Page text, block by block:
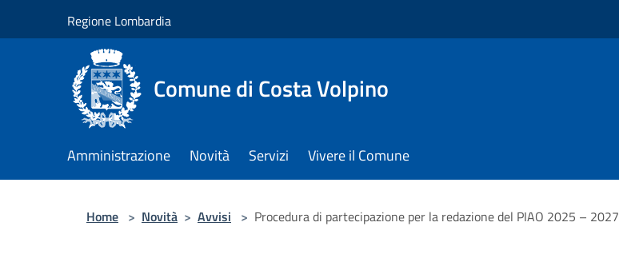
Regione Lombardia
Comune di Costa Volpino
Amministrazione Novità Servizi Vivere il Comune
Home > Novità > Avvisi > Procedura di partecipazione per la redazione del PIAO 2025 – 2027